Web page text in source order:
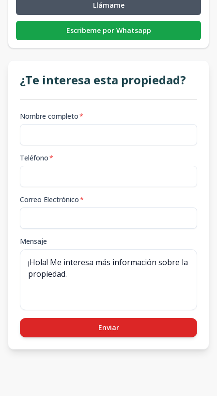
Llámame
Escribeme por Whatsapp
¿Te interesa esta propiedad?
Nombre completo*
Teléfono*
Correo Electrónico*
Mensaje
Enviar